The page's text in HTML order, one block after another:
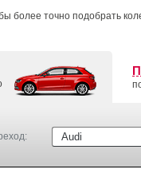
более точно подобрать